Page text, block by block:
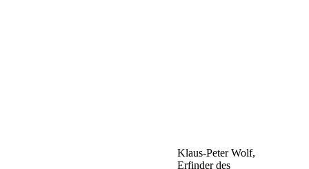
Klaus-Peter Wolf,
Erfinder des